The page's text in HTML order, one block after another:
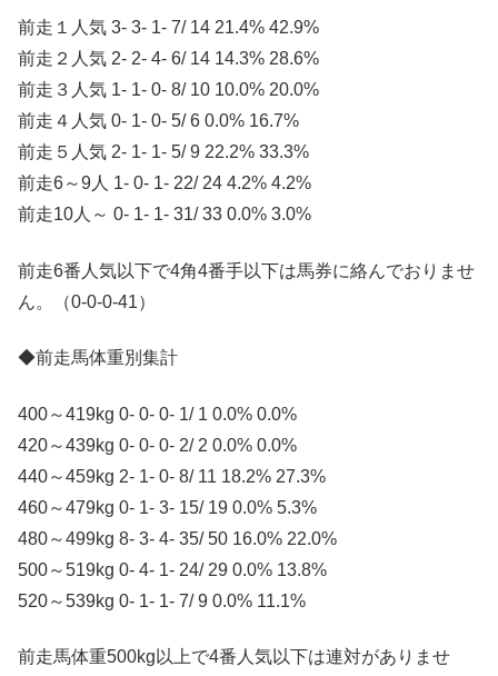
前走１人気 3- 3- 1- 7/ 14 21.4% 42.9%
前走２人気 2- 2- 4- 6/ 14 14.3% 28.6%
前走３人気 1- 1- 0- 8/ 10 10.0% 20.0%
前走４人気 0- 1- 0- 5/ 6 0.0% 16.7%
前走５人気 2- 1- 1- 5/ 9 22.2% 33.3%
前走6～9人 1- 0- 1- 22/ 24 4.2% 4.2%
前走10人～ 0- 1- 1- 31/ 33 0.0% 3.0%
前走6番人気以下で4角4番手以下は馬券に絡んでおりませ
ん。（0-0-0-41）
◆前走馬体重別集計
400～419kg 0- 0- 0- 1/ 1 0.0% 0.0%
420～439kg 0- 0- 0- 2/ 2 0.0% 0.0%
440～459kg 2- 1- 0- 8/ 11 18.2% 27.3%
460～479kg 0- 1- 3- 15/ 19 0.0% 5.3%
480～499kg 8- 3- 4- 35/ 50 16.0% 22.0%
500～519kg 0- 4- 1- 24/ 29 0.0% 13.8%
520～539kg 0- 1- 1- 7/ 9 0.0% 11.1%
前走馬体重500kg以上で4番人気以下は連対がありませ